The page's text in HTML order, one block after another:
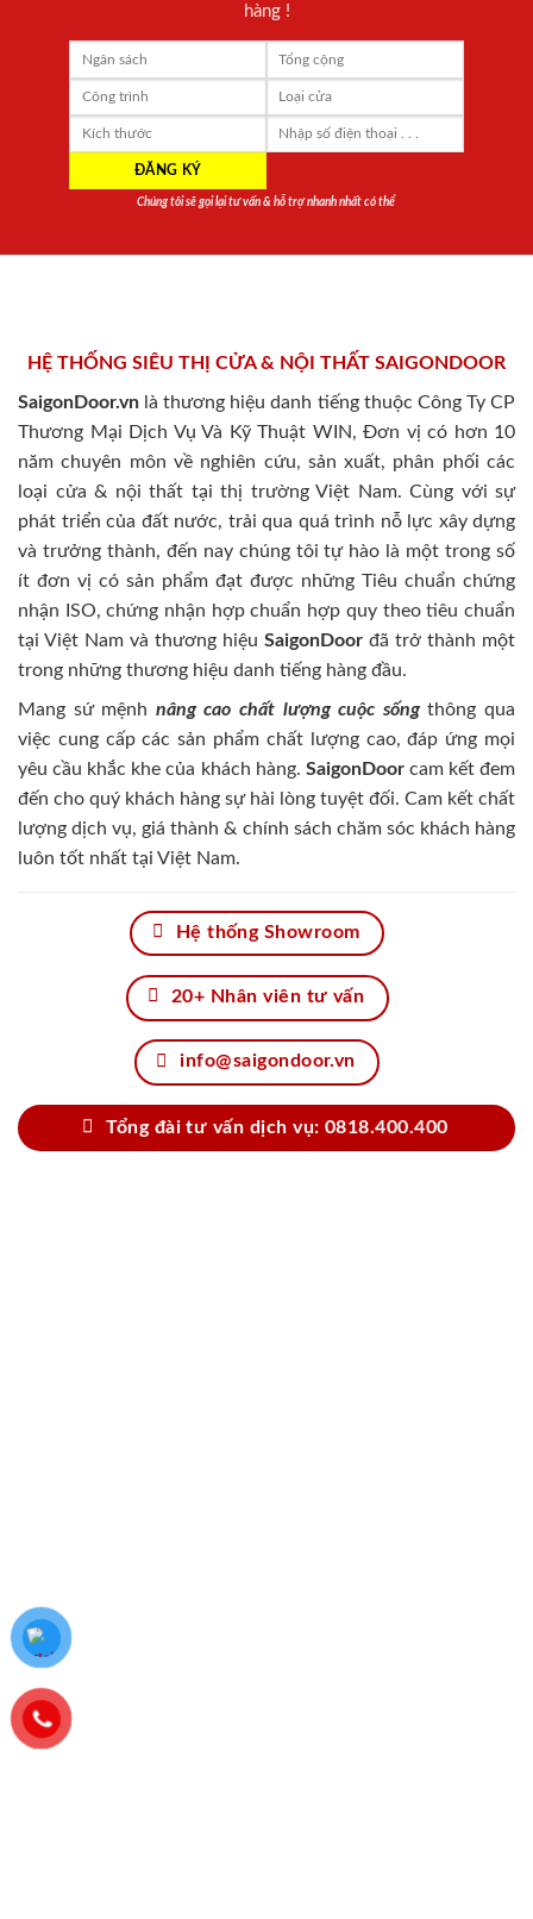
hàng !
Chúng tôi sẽ gọi lại tư vấn & hỗ trợ nhanh nhất có thể
HỆ THỐNG SIÊU THỊ CỬA & NỘI THẤT SAIGONDOOR
SaigonDoor.vn là thương hiệu danh tiếng thuộc Công Ty CP
Thương Mại Dịch Vụ Và Kỹ Thuật WIN, Đơn vị có hơn 10
năm chuyên môn về nghiên cứu, sản xuất, phân phối các
loại cửa & nội thất tại thị trường Việt Nam. Cùng với sự
phát triển của đất nước, trải qua quá trình nỗ lực xây dựng
và trưởng thành, đến nay chúng tôi tự hào là một trong số
ít đơn vị có sản phẩm đạt được những Tiêu chuẩn chứng
nhận ISO, chứng nhận hợp chuẩn hợp quy theo tiêu chuẩn
tại Việt Nam và thương hiệu SaigonDoor đã trở thành một
trong những thương hiệu danh tiếng hàng đầu.
Mang sứ mệnh nâng cao chất lượng cuộc sốngthông qua
việc cung cấp các sản phẩm chất lượng cao, đáp ứng mọi
yêu cầu khắc khe của khách hàng. SaigonDoorcam kết đem
đến cho quý khách hàng sự hài lòng tuyệt đối. Cam kết chất
lượng dịch vụ, giá thành & chính sách chăm sóc khách hàng
luôn tốt nhất tại Việt Nam.
Hệ thống Showroom
20+ Nhân viên tư vấn
info@saigondoor.vn
Tổng đài tư vấn dịch vụ: 0818.400.400